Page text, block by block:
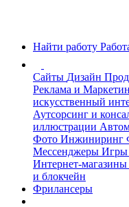
Найти работу
Сайты Дизайн
Реклама и
искусственный
Аутсорсинг и
иллюстрации
Фото Инжиниринг
Мессенджеры Игры
Интернет-магазины
и блокчейн
Фрилансеры